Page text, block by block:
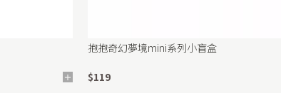
抱抱奇幻夢境mini系列小盲盒
$119